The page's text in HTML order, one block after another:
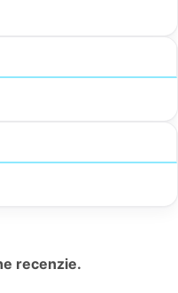
recenzie.